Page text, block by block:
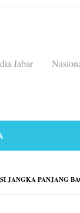
Jabar
JANGKA PANJANG